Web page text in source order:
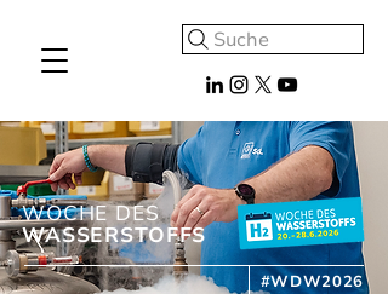
Suche
WOCHE DES
WASSERSTOFFS
#WDW2026